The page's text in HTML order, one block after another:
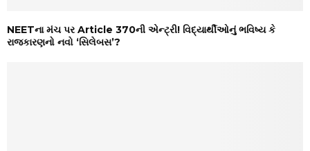
NEETના મંચ પર Article 370ની એન્ટ્રી! વિદ્યાર્થીઓનું ભવિષ્ય કે
રાજકારણનો નવો ‘સિલેબસ’?